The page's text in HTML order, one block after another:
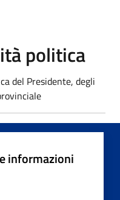
politica
del Presidente, degli
informazioni